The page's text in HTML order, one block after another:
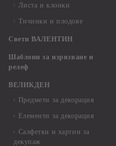
Листа и клонки
Тичинки и плодове
Свети ВАЛЕНТИН
Шаблони за изрязване и
релеф
ВЕЛИКДЕН
Предмети за декорация
Елементи за декорация
Салфетки и хартии за
декупаж